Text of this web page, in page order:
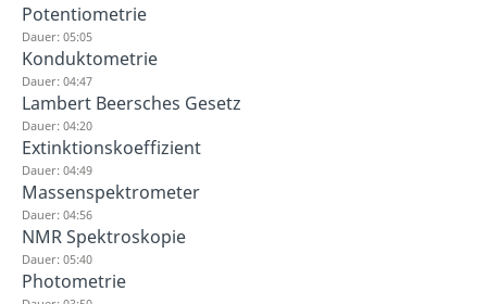
Potentiometrie
Dauer: 05:05
Konduktometrie
Dauer: 04:47
Lambert Beersches Gesetz
Dauer: 04:20
Extinktionskoeffizient
Dauer: 04:49
Massenspektrometer
Dauer: 04:56
NMR Spektroskopie
Dauer: 05:40
Photometrie